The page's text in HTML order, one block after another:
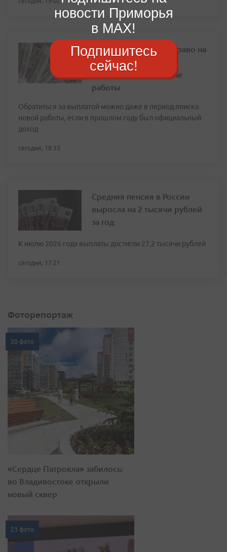
Минтруд разъяснил: право на
семейную выплату
сохраняется при смене
работы
Обратиться за выплатой можно даже в период поиска
новой работы, если в прошлом году был официальный
доход
сегодня, 18:33
Средняя пенсия в России
выросла на 2 тысячи рублей
за год
К июлю 2026 года выплаты достигли 27,2 тысячи рублей
сегодня, 17:21
Фоторепортаж
20 фото
«Сердце Патрокла» забилось:
во Владивостоке открыли
новый сквер
23 фото
новости Приморья
в MAX!
Подпишитесь
сейчас!